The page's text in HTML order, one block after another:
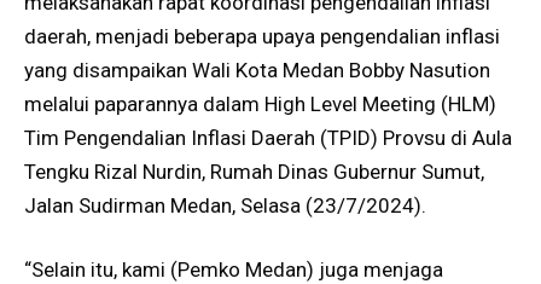
daerah, menjadi beberapa upaya pengendalian inflasi
yang disampaikan Wali Kota Medan Bobby Nasution
melalui paparannya dalam High Level Meeting (HLM)
Tim Pengendalian Inflasi Daerah (TPID) Provsu di Aula
Tengku Rizal Nurdin, Rumah Dinas Gubernur Sumut,
Jalan Sudirman Medan, Selasa (23/7/2024).
“Selain itu, kami (Pemko Medan) juga menjaga